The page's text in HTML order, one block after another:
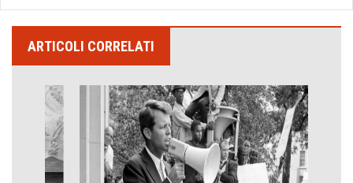
ARTICOLI CORRELATI